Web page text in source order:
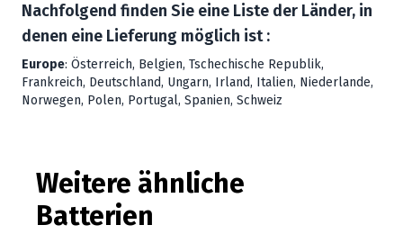
Nachfolgend finden Sie eine Liste der Länder, in
denen eine Lieferung möglich ist :
Europe: Österreich, Belgien, Tschechische Republik,
Frankreich, Deutschland, Ungarn, Irland, Italien, Niederlande,
Norwegen, Polen, Portugal, Spanien, Schweiz
Weitere ähnliche
Batterien